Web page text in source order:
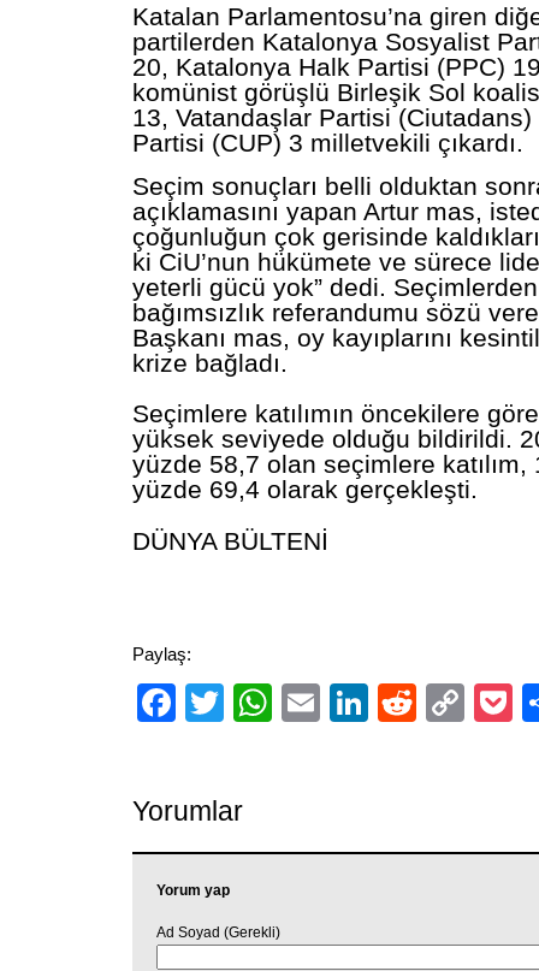
Katalan Parlamentosu’na giren
partilerden Katalonya Sosyalist
20, Katalonya Halk Partisi (PPC)
komünist görüşlü Birleşik Sol
13, Vatandaşlar Partisi
Partisi (CUP) 3 milletvekili çıkardı.
Seçim sonuçları belli olduktan
açıklamasını yapan Artur mas,
çoğunluğun çok gerisinde
ki CiU’nun hükümete ve sürece
yeterli gücü yok” dedi.
bağımsızlık referandumu sözü
Başkanı mas, oy kayıplarını
krize bağladı.
Seçimlere katılımın öncekilere
yüksek seviyede olduğu bildirildi.
yüzde 58,7 olan seçimlere katılım,
yüzde 69,4 olarak gerçekleşti.
DÜNYA BÜLTENİ
Paylaş:
Facebook
TwitterWhatsApp
EmailLinkedIn
Reddit
Yorumlar
Yorum yap
Ad Soyad (Gerekli)